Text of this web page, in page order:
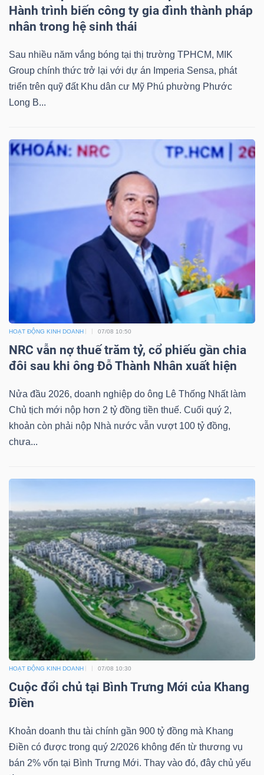
Hành trình biến công ty gia đình thành pháp
nhân trong hệ sinh thái
Sau nhiều năm vắng bóng tại thị trường TPHCM, MIK
Group chính thức trở lại với dự án Imperia Sensa, phát
triển trên quỹ đất Khu dân cư Mỹ Phú phường Phước
Long B...
HOẠT ĐỘNG KINH DOANH 07/08 10:50
NRC vẫn nợ thuế trăm tỷ, cổ phiếu gần chia
đôi sau khi ông Đỗ Thành Nhân xuất hiện
Nửa đầu 2026, doanh nghiệp do ông Lê Thống Nhất làm
Chủ tịch mới nộp hơn 2 tỷ đồng tiền thuế. Cuối quý 2,
khoản còn phải nộp Nhà nước vẫn vượt 100 tỷ đồng,
chưa...
HOẠT ĐỘNG KINH DOANH 07/08 10:30
Cuộc đổi chủ tại Bình Trưng Mới của Khang
Điền
Khoản doanh thu tài chính gần 900 tỷ đồng mà Khang
Điền có được trong quý 2/2026 không đến từ thương vụ
bán 2% vốn tại Bình Trưng Mới. Thay vào đó, đây chủ yếu